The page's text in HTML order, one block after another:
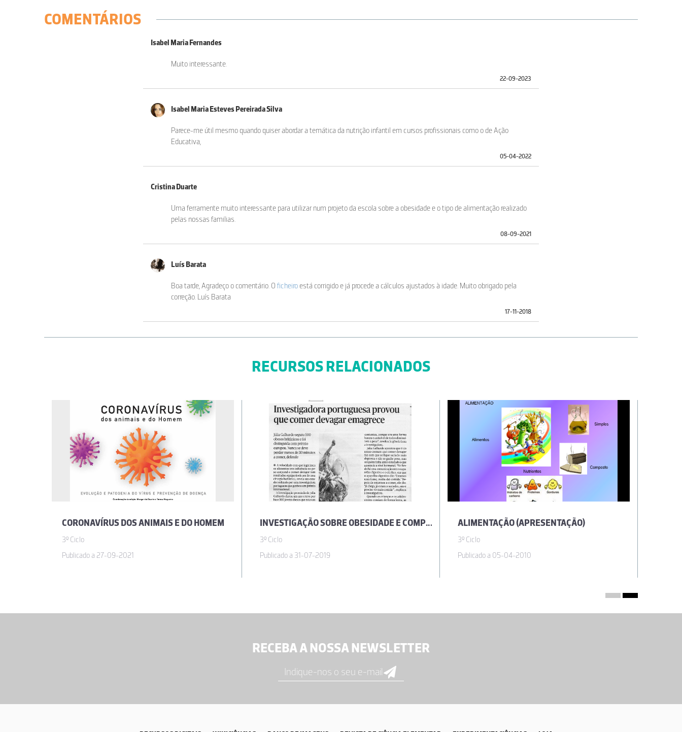
COMENTÁRIOS
Isabel Maria Fernandes
Muito interessante.
22-09-2023
Isabel Maria Esteves Pereirada Silva
Parece-me útil mesmo quando quiser abordar a temática da nutrição infantil em cursos profissionais como o de Ação
Educativa,
05-04-2022
Cristina Duarte
Uma ferramente muito interessante para utilizar num projeto da escola sobre a obesidade e o tipo de alimentação realizado
pelas nossas familias.
08-09-2021
Luí­s Barata
Boa tarde, Agradeço o comentário. O ficheiroestá corrigido e já procede a cálculos ajustados à idade. Muito obrigado pela
correção. Luís Barata
17-11-2018
Até aos 18 anos é preciso calcular o IMC e confirmar nas curvas de crescimento correspondentes à idade e sexo da
JOSÉ ANTÓNIO DA SILVA CRUZ
Interativo para dinamização das aulas.
16-04-2014
JOSÉ ANTÓNIO DA SILVA CRUZ
Interativo para dinamização das aulas.
RECURSOS RELACIONADOS
CORONAVÍRUS DOS ANIMAIS E DO HOMEM
3º Ciclo
Publicado a 27-09-2021
INVESTIGAÇÃO SOBRE OBESIDADE E COMPORTAMENTOS ALIMENTARES SAUDÁVEIS
3º Ciclo
Publicado a 31-07-2019
ALIMENTAÇÃO (APRESENTAÇÃO)
3º Ciclo
Publicado a 05-04-2010
RECEBA A NOSSA NEWSLETTER